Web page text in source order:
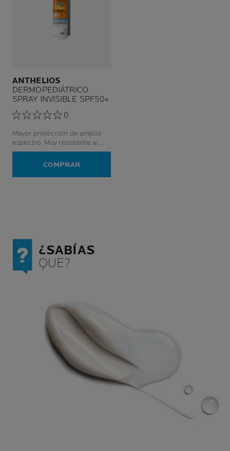
ANTHELIOS
DERMOPEDIÁTRICO
SPRAY INVISIBLE SPF50+
0
Mayor protección de amplio
espectro. Muy resistente al
agua. No deja marcas blancas.
COMPRAR
¿SABÍAS
QUE?